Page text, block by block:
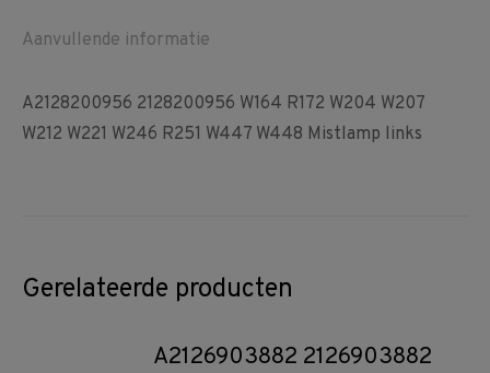
Aanvullende informatie
A2128200956 2128200956 W164 R172 W204 W207
W212 W221 W246 R251 W447 W448 Mistlamp links
Gerelateerde producten
A2126903882 2126903882